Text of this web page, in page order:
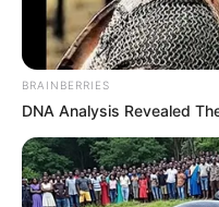
BRAINBERRIES
DNA Analysis Revealed